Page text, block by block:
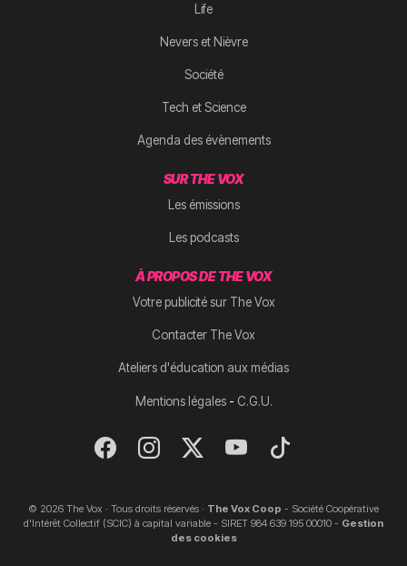
Life
Nevers et Nièvre
Société
Tech et Science
Agenda des évènements
SUR THE VOX
Les émissions
Les podcasts
À PROPOS DE THE VOX
Votre publicité sur The Vox
Contacter The Vox
Ateliers d'éducation aux médias
Mentions légales- C.G.U.
© 2026 The Vox · Tous droits réservés · The Vox Coop - Société Coopérative
d'Intérêt Collectif (SCIC) à capital variable - SIRET 984 639 195 00010 - Gestion
des cookies